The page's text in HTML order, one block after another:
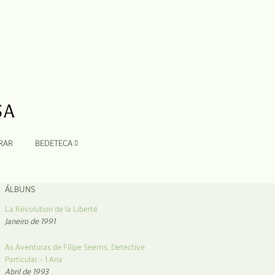
BEDETECA
ÁLBUNS
La Révolution de la Liberté
Janeiro de 1991
As Aventuras de Filipe Seems, Detective
Particular – 1 Ana
Abril de 1993